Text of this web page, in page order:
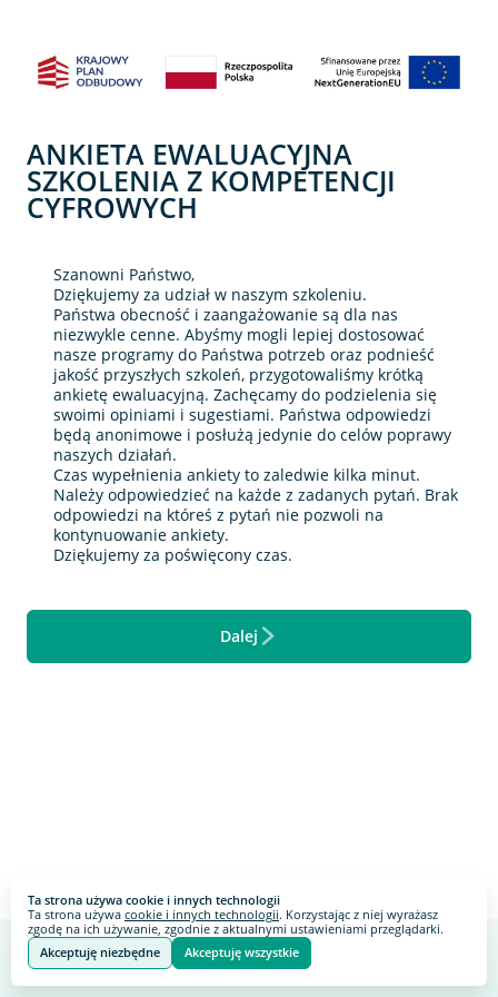
Ta strona używa cookie i innych technologii
Ta strona używa cookie i innych technologii. Korzystając z niej wyrażasz
zgodę na ich używanie, zgodnie z aktualnymi ustawieniami przeglądarki.
Akceptuję niezbędne
Akceptuję wszystkie
ANKIETA EWALUACYJNA
SZKOLENIA Z KOMPETENCJI
CYFROWYCH
Szanowni Państwo,
Dziękujemy za udział w naszym szkoleniu.
Państwa obecność i zaangażowanie są dla nas
niezwykle cenne. Abyśmy mogli lepiej dostosować
nasze programy do Państwa potrzeb oraz podnieść
jakość przyszłych szkoleń, przygotowaliśmy krótką
ankietę ewaluacyjną. Zachęcamy do podzielenia się
swoimi opiniami i sugestiami. Państwa odpowiedzi
będą anonimowe i posłużą jedynie do celów poprawy
naszych działań.
Czas wypełnienia ankiety to zaledwie kilka minut.
Należy odpowiedzieć na każde z zadanych pytań. Brak
odpowiedzi na któreś z pytań nie pozwoli na
kontynuowanie ankiety.
Dziękujemy za poświęcony czas.
Dalej
Stworzone naWebankieta